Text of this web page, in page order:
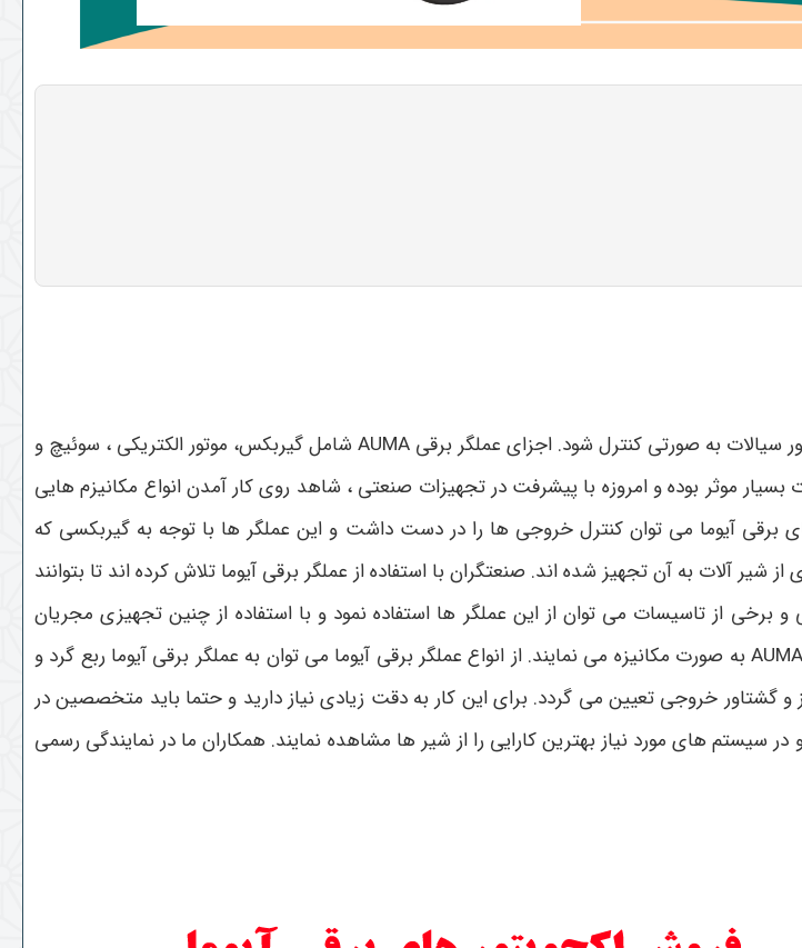
این امکان را فراهم می سازد که عملکرد جریان گشتاور سیالات به صورتی کنترل شود. اجزای عملگر برقی AUMA شامل گیربکس، موتور الکتریکی ، سوئیچ و
موثر بوده و امروزه با پیشرفت در تجهیزات صنعتی ، شاهد روی کار آمدن انواع مکانیزم هایی
برقی آیوما می توان کنترل خروجی ها را در دست داشت و این عملگر ها با توجه به گیربکسی که
آلات به آن تجهیز شده اند. صنعتگران با استفاده از عملگر برقی آیوما تلاش کرده اند تا بتوانند
از تاسیسات می توان از این عملگر ها استفاده نمود و با استفاده از چنین تجهیزی مجریان
به صورت مکانیزه می نمایند. از انواع عملگر برقی آیوما می توان به عملگر برقی آیوما ربع گرد و
و گشتاور خروجی تعیین می گردد. برای این کار به دقت زیادی نیاز دارید و حتما باید متخصصین در
در سیستم های مورد نیاز بهترین کارایی را از شیر ها مشاهده نمایند. همکاران ما در نمایندگی رسمی